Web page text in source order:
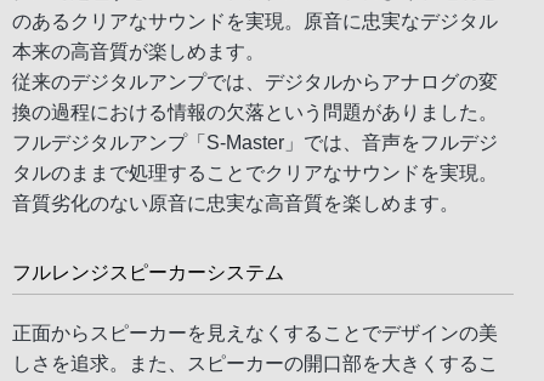
のあるクリアなサウンドを実現。原音に忠実なデジタル
本来の高音質が楽しめます。
従来のデジタルアンプでは、デジタルからアナログの変
換の過程における情報の欠落という問題がありました。
フルデジタルアンプ「S-Master」では、音声をフルデジ
タルのままで処理することでクリアなサウンドを実現。
音質劣化のない原音に忠実な高音質を楽しめます。
フルレンジスピーカーシステム
正面からスピーカーを見えなくすることでデザインの美
しさを追求。また、スピーカーの開口部を大きくするこ